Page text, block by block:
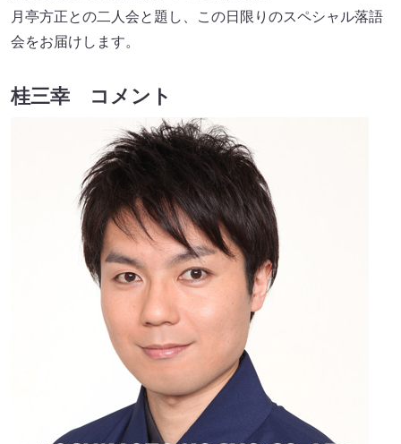
月亭方正との二人会と題し、この日限りのスペシャル落語
会をお届けします。
桂三幸 コメント